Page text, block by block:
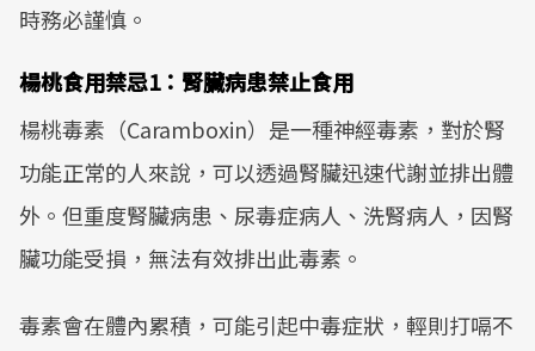
時務必謹慎。
楊桃食用禁忌1：腎臟病患禁止食用
楊桃毒素（Caramboxin）是一種神經毒素，對於腎
功能正常的人來說，可以透過腎臟迅速代謝並排出體
外。但重度腎臟病患、尿毒症病人、洗腎病人，因腎
臟功能受損，無法有效排出此毒素。
毒素會在體內累積，可能引起中毒症狀，輕則打嗝不